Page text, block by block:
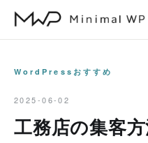
WordPressおすすめ
2025-06-02
工務店の集客